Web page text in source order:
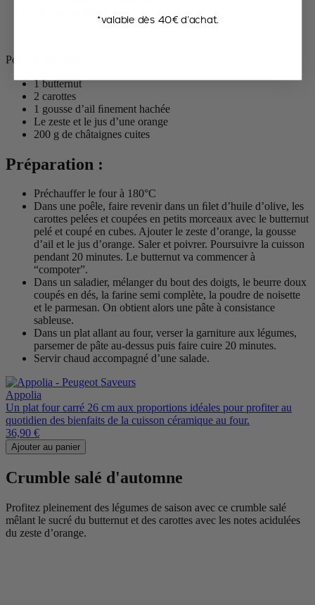
Pour les légumes :
1 butternut
2 carottes
1 gousse d’ail ﬁnement hachée
Le zeste et le jus d’une orange
200 g de châtaignes cuites
Préparation :
Préchauffer le four à 180°C
Dans une poêle, faire revenir dans un ﬁlet d’huile d’olive, les
carottes pelées et coupées en petits morceaux avec le butternut
pelé et coupé en cubes. Ajouter le zeste d’orange, la gousse
d’ail et le jus d’orange. Saler et poivrer. Poursuivre la cuisson
pendant 20 minutes. Le butternut va commencer à
“compoter”.
Dans un saladier, mélanger du bout des doigts, le beurre doux
coupés en dés, la farine semi complète, la poudre de noisette
et le parmesan. On obtient alors une pâte à consistance
sableuse.
Dans un plat allant au four, verser la garniture aux légumes,
parsemer de pâte au-dessus puis faire cuire 20 minutes.
Servir chaud accompagné d’une salade.
Appolia
Un plat four carré 26 cm aux proportions idéales pour profiter au
quotidien des bienfaits de la cuisson céramique au four.
36,90 €
Ajouter au panier
Crumble salé d'automne
Profitez pleinement des légumes de saison avec ce crumble salé
mêlant le sucré du butternut et des carottes avec les notes acidulées
du zeste d’orange.
*valable dès 40€ d’achat.